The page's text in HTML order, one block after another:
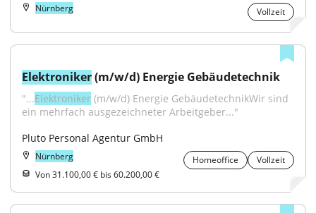
Nürnberg Vollzeit
Elektroniker (m/w/d) Energie Gebäudetechnik
"...Elektroniker (m/w/d) Energie GebäudetechnikWir sind
ein mehrfach ausgezeichneter Arbeitgeber..."
Pluto Personal Agentur GmbH
Nürnberg Homeoffice
Vollzeit
Von 31.100,00 € bis 60.200,00 €